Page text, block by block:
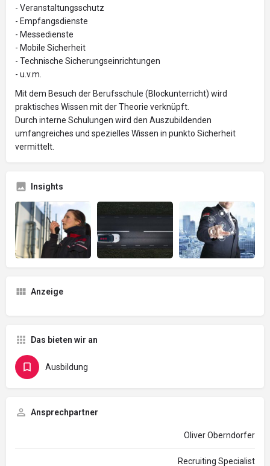
- Veranstaltungsschutz
- Empfangsdienste
- Messedienste
- Mobile Sicherheit
- Technische Sicherungseinrichtungen
- u.v.m.
Mit dem Besuch der Berufsschule (Blockunterricht) wird
praktisches Wissen mit der Theorie verknüpft.
Durch interne Schulungen wird den Auszubildenden
umfangreiches und spezielles Wissen in punkto Sicherheit
vermittelt.
Insights
Anzeige
Das bieten wir an
Ausbildung
Ansprechpartner
Oliver Oberndorfer
Recruiting Specialist